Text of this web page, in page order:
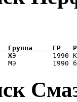
ЖЭ